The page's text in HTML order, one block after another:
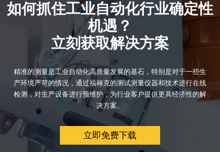
如何抓住工业自动化行业确定性
机遇？
立刻获取解决方案
精准的测量是工业自动化高质量发展的基石，特别是对于一些生
产环境严苛的情况，通过福禄克的测试测量仪器和技术进行在线
检测，对生产设备进行预维护，为行业客户提供更具经济性的解
决方案。
立即免费下载